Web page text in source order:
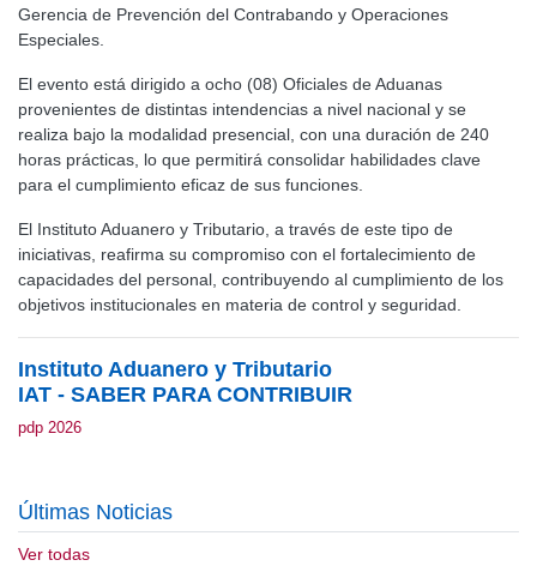
Gerencia de Prevención del Contrabando y Operaciones
Especiales.
El evento está dirigido a ocho (08) Oficiales de Aduanas
provenientes de distintas intendencias a nivel nacional y se
realiza bajo la modalidad presencial, con una duración de 240
horas prácticas, lo que permitirá consolidar habilidades clave
para el cumplimiento eficaz de sus funciones.
El Instituto Aduanero y Tributario, a través de este tipo de
iniciativas, reafirma su compromiso con el fortalecimiento de
capacidades del personal, contribuyendo al cumplimiento de los
objetivos institucionales en materia de control y seguridad.
Instituto Aduanero y Tributario
IAT - SABER PARA CONTRIBUIR
pdp 2026
Últimas Noticias
Ver todas